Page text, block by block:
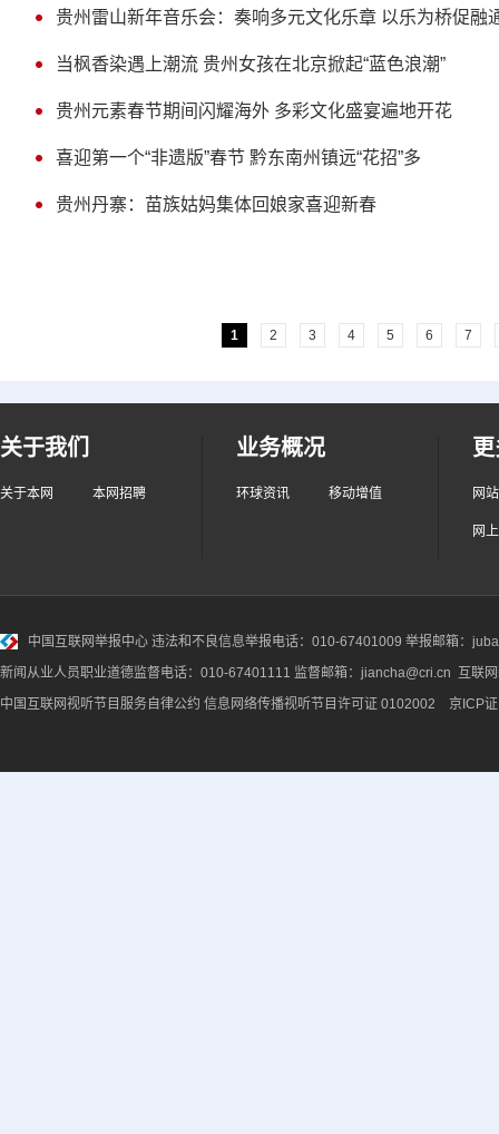
贵州雷山新年音乐会：奏响多元文化乐章 以乐为桥促融
当枫香染遇上潮流 贵州女孩在北京掀起“蓝色浪潮”
贵州元素春节期间闪耀海外 多彩文化盛宴遍地开花
喜迎第一个“非遗版”春节 黔东南州镇远“花招”多
贵州丹寨：苗族姑妈集体回娘家喜迎新春
1 2 3 4 5 6 7
关于我们
关于本网 本网招聘
业务概况
环球资讯 移动增值 网
网
中国互联网举报中心 违法和不良信息举报电话：010-67401009 举报邮箱：
新闻从业人员职业道德监督电话：010-67401111 监督邮箱：jiancha@cri.cn 互联
中国互联网视听节目服务自律公约 信息网络传播视听节目许可证 0102002 京ICP